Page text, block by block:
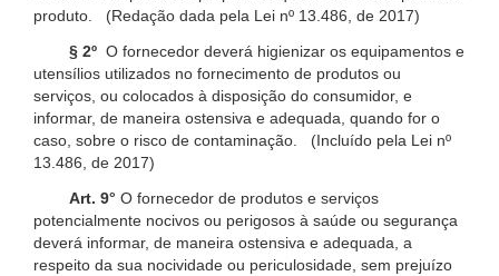
produto. (Redação dada pela Lei nº 13.486, de 2017)
§ 2º O fornecedor deverá higienizar os equipamentos e
utensílios utilizados no fornecimento de produtos ou
serviços, ou colocados à disposição do consumidor, e
informar, de maneira ostensiva e adequada, quando for o
caso, sobre o risco de contaminação. (Incluído pela Lei nº
13.486, de 2017)
Art. 9° O fornecedor de produtos e serviços
potencialmente nocivos ou perigosos à saúde ou segurança
deverá informar, de maneira ostensiva e adequada, a
respeito da sua nocividade ou periculosidade, sem prejuízo